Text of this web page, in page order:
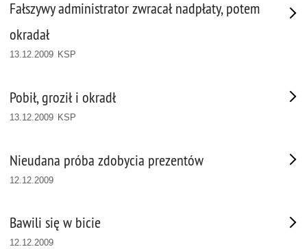
Fałszywy administrator zwracał nadpłaty, potem
okradał
13.12.2009 KSP
Pobił, groził i okradł
13.12.2009 KSP
Nieudana próba zdobycia prezentów
12.12.2009
Bawili się w bicie
12.12.2009